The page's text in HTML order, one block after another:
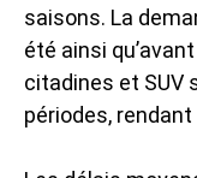
saisons. La
été ainsi
citadines et SUV
périodes,